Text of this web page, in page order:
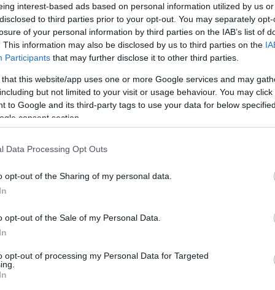
interest-based ads based on personal information utilized by us
to third parties prior to your opt-out. You may separately
of your personal information by third parties on the IAB’s list of
This information may also be disclosed by us to third parties on the
Participants that may further disclose it to other third parties.
that this website/app uses one or more Google services and may
but not limited to your visit or usage behaviour. You may
to Google and its third-party tags to use your data for below
consent section.
Data Processing Opt Outs
opt-out of the Sharing of my personal data.
opt-out of the Sale of my Personal Data.
opt-out of processing my Personal Data for Targeted
főkapitányság kommunikációs szolgálatának
a 24 tagú bűnszervezet 2012. februártól
alkalommal - alkalmanként 3-4 afgán és pakisztáni
, összesen 435 embernek nyújtott segítséget
déli határszakaszáról, illetve
Ausztriába, valamint Olaszországba történő
élén két afgán állampolgár állt, szoros kapcsolatban
társaikkal, akiknek az volt a feladatuk, hogy további
be illegális szállításokra. A magyar
a szállítók 200-500 eurót kaptak
a gyanú szerint középszintű szervezőként magyar
álló adatok alapján a gyanúsítottaknak a
elkövetésével több ezer euró hasznuk volt. A pénz
6000 dollárt lefoglaltak a rendőrök. A
részére a bűncselekmények elkövetéséért
eurót fizettek ki - írta a rendőrség.
befejezte a nyomozást, és a 24 gyanúsítottal
iratokat vádemelési javaslattal megküldi a Bajai
6:40
6:22
22:15
a
Nem is